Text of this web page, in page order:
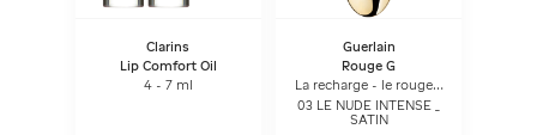
Clarins
Lip Comfort Oil
4 - 7 ml
Guerlain
Rouge G
La recharge - le rouge à
lèvres soin
personnalisable - Satin
03 LE NUDE INTENSE _
SATIN